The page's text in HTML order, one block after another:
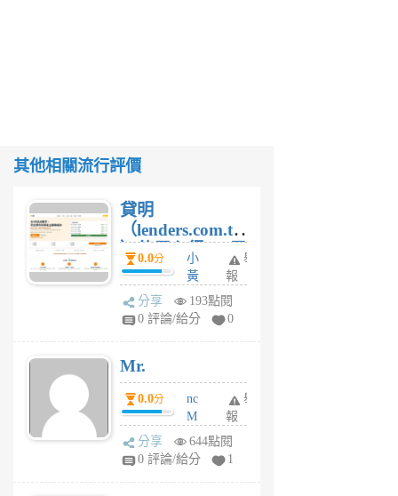
其他相關流行評價
貸明
（lenders.com.tw
）使用心得 — 民
間貸款比較平台
體驗
0.0分
小
黃
蜂
1
舉
報
分享
193點閱
0 評論/給分
0
Mr.
0.0分
nc
M
U
F
舉
報
分享
644點閱
0 評論/給分
1